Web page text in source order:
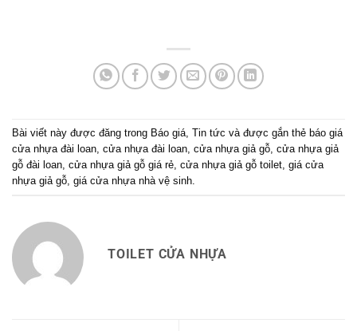
Bài viết này được đăng trong Báo giá Tin tức và được gắn thẻ báo giá
cửa nhựa đài loan cửa nhựa đài loan cửa nhựa giả gỗ cửa nhựa giả
gỗ đài loan cửa nhựa giả gỗ giá rẻ cửa nhựa giả gỗ toilet giá cửa
nhựa giả gỗ giá cửa nhựa nhà vệ sinh
TOILET CỬA NHỰA